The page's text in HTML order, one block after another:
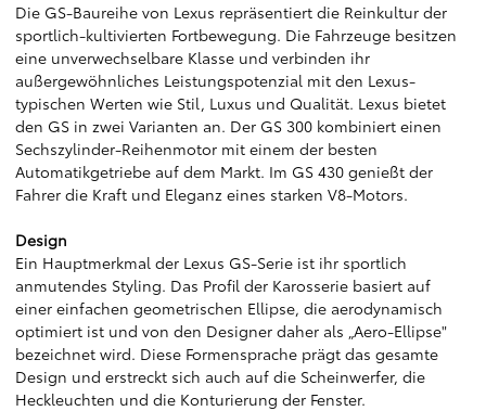
Die GS-Baureihe von Lexus repräsentiert die Reinkultur der
sportlich-kultivierten Fortbewegung. Die Fahrzeuge besitzen
eine unverwechselbare Klasse und verbinden ihr
außergewöhnliches Leistungspotenzial mit den Lexus-
typischen Werten wie Stil, Luxus und Qualität. Lexus bietet
den GS in zwei Varianten an. Der GS 300 kombiniert einen
Sechszylinder-Reihenmotor mit einem der besten
Automatikgetriebe auf dem Markt. Im GS 430 genießt der
Fahrer die Kraft und Eleganz eines starken V8-Motors.
Design
Ein Hauptmerkmal der Lexus GS-Serie ist ihr sportlich
anmutendes Styling. Das Profil der Karosserie basiert auf
einer einfachen geometrischen Ellipse, die aerodynamisch
optimiert ist und von den Designer daher als „Aero-Ellipse"
bezeichnet wird. Diese Formensprache prägt das gesamte
Design und erstreckt sich auch auf die Scheinwerfer, die
Heckleuchten und die Konturierung der Fenster.